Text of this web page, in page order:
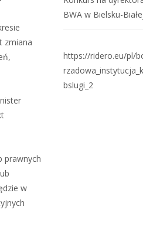
zmiana
prawnych
w
BWA w Bielsku-
https://ridero.eu/pl/
bslugi_2